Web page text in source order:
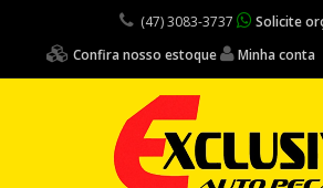
(47) 3083-3737
Solicite
Confira nosso estoque
Minha conta